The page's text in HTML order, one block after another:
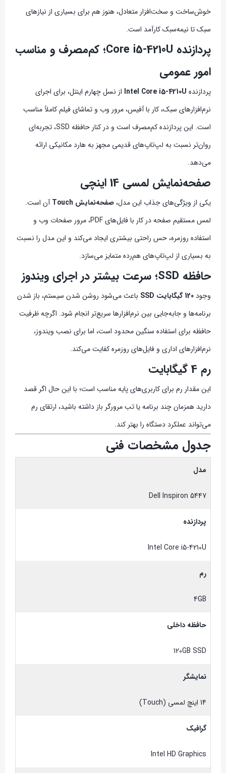
خوش‌ساخت و سخت‌افزار متعادل، هنوز هم برای بسیاری از نیازهای
سبک تا نیمه‌سبک کارآمد است.
پردازنده Core i5-4210U؛ کم‌مصرف و مناسب
امور عمومی
پردازنده Intel Core i5-4210U از نسل چهارم اینتل، برای اجرای
نرم‌افزارهای سبک، کار با آفیس، مرور وب و تماشای فیلم کاملاً مناسب
است. این پردازنده کم‌مصرف است و در کنار حافظه SSD، تجربه‌ای
روان‌تر نسبت به لپ‌تاپ‌های قدیمی مجهز به هارد مکانیکی ارائه
می‌دهد.
صفحه‌نمایش لمسی 14 اینچی
یکی از ویژگی‌های جذاب این مدل،صفحه‌نمایش Touch
آن است.
لمس مستقیم صفحه در کار با فایل‌های PDF، مرور صفحات وب و
استفاده روزمره، حس راحتی بیشتری ایجاد می‌کند و این مدل را نسبت
به بسیاری از لپ‌تاپ‌های هم‌رده متمایز می‌سازد.
حافظه SSD؛ سرعت بیشتر در اجرای ویندوز
وجود120 گیگابایت SSD
باعث می‌شود روشن شدن سیستم، باز شدن
برنامه‌ها و جابه‌جایی بین نرم‌افزارها سریع‌تر انجام شود. اگرچه ظرفیت
حافظه برای استفاده سنگین محدود است، اما برای نصب ویندوز،
نرم‌افزارهای اداری و فایل‌های روزمره کفایت می‌کند.
رم 4 گیگابایت
این مقدار رم برای کاربری‌های پایه مناسب است؛ با این حال اگر قصد
دارید همزمان چند برنامه یا تب مرورگر باز داشته باشید، ارتقای رم
می‌تواند عملکرد دستگاه را بهتر کند.
جدول مشخصات فنی
مدل
Dell Inspiron 5447
پردازنده
Intel Core i5-4210U
رم
4GB
حافظه داخلی
120GB SSD
نمایشگر
14 اینچ لمسی (Touch)
گرافیک
Intel HD Graphics